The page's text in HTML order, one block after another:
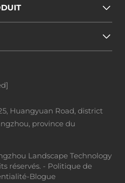
Huangyuan Road, district
province du
Landscape Technology
réservés. - Politique de
-Blogue